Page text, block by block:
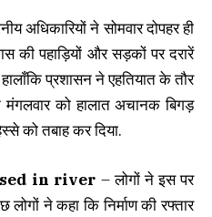
अधिकारियों ने सोमवार दोपहर ही
की पहाड़ियों और सड़कों पर दरारें
प्रशासन ने एहतियात के तौर
को हालात अचानक बिगड़
को तबाह कर दिया.
in river – लोगों ने इस पर
ने कहा कि निर्माण की रफ्तार